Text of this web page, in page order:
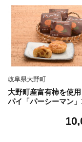
岐阜県大野町
大野町産富有柿を使
パイ「パーシーマン」